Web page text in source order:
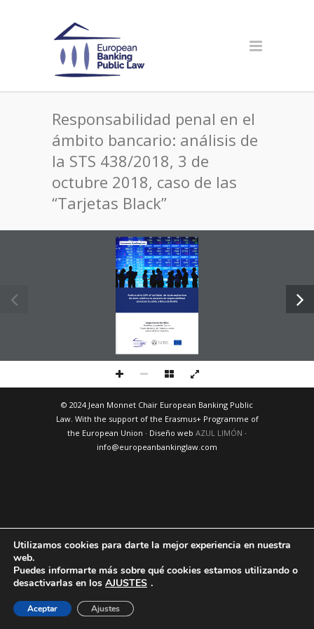
Responsabilidad penal en el
ámbito bancario: análisis de
la STS 438/2018, 3 de
octubre 2018, caso de las
“Tarjetas Black”
Jorge Correcher Mira
Profesor Ayudante Doctor
Departamento de Derecho penal
Universitat de València
Análisis de la SAN, nº 13/2020 , de 29 de septiembre
de 2020, relativa a la ausencia de responsabilidad
penal por la salida a Bolsa de Bankia
European Banking Law
© 2024 Jean Monnet Chair European Banking Public
Law. With the support of the Erasmus+ Programme of
the European Union · Diseño web AZUL LIMÓN ·
info@europeanbankinglaw.com
Utilizamos cookies para darte la mejor experiencia en nuestra
web.
Puedes informarte más sobre qué cookies estamos utilizando o
desactivarlas en los AJUSTES .
Aceptar Ajustes